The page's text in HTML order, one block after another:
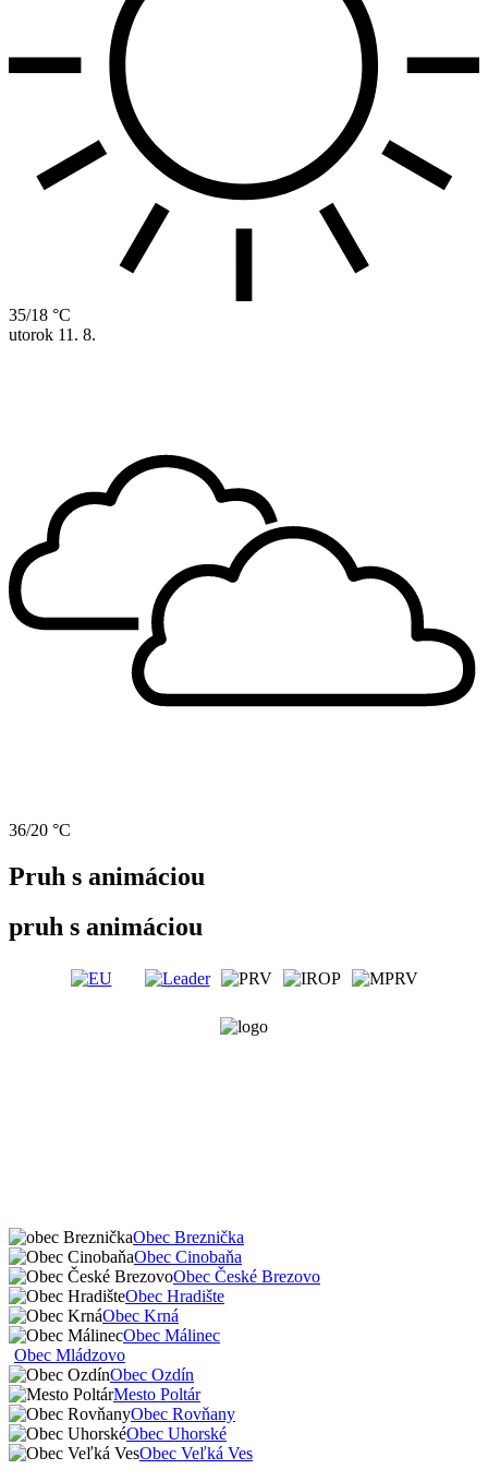
35/18 °C
utorok 11. 8.
36/20 °C
Pruh s animáciou
pruh s animáciou
Obec Breznička
Obec Cinobaňa
Obec České Brezovo
Obec Hradište
Obec Krná
Obec Málinec
Obec Mládzovo
Obec Ozdín
Mesto Poltár
Obec Rovňany
Obec Uhorské
Obec Veľká Ves